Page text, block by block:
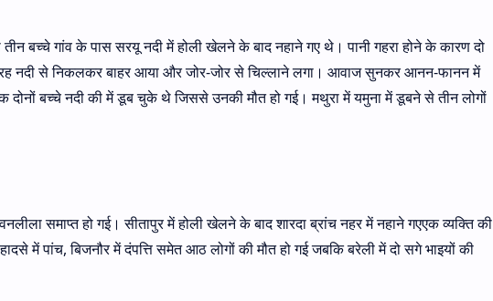
तीन बच्चे गांव के पास सरयू नदी में होली खेलने के बाद नहाने गए थे। पानी गहरा होने के कारण दो
नदी से निकलकर बाहर आया और जोर-जोर से चिल्लाने लगा। आवाज सुनकर आनन-फानन में
बच्चे नदी की में डूब चुके थे जिससे उनकी मौत हो गई। मथुरा में यमुना में डूबने से तीन लोगों
समाप्त हो गई। सीतापुर में होली खेलने के बाद शारदा ब्रांच नहर में नहाने गएएक व्यक्ति की
में पांच, बिजनौर में दंपत्ति समेत आठ लोगों की मौत हो गई जबकि बरेली में दो सगे भाइयों की